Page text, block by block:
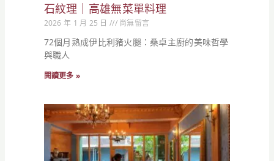
石紋理｜高雄無菜單料理
2026 年 1 月 25 日 尚無留言
72個月熟成伊比利豬火腿：桑卓主廚的美味哲學
與職人
閱讀更多 »